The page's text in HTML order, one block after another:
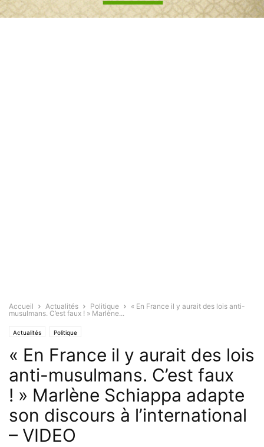
Accueil Actualités Politique
« En France il y aurait des lois anti-
musulmans. C’est faux ! » Marlène...
Actualités Politique
« En France il y aurait des lois
anti-musulmans. C’est faux
! » Marlène Schiappa adapte
son discours à l’international
– VIDEO